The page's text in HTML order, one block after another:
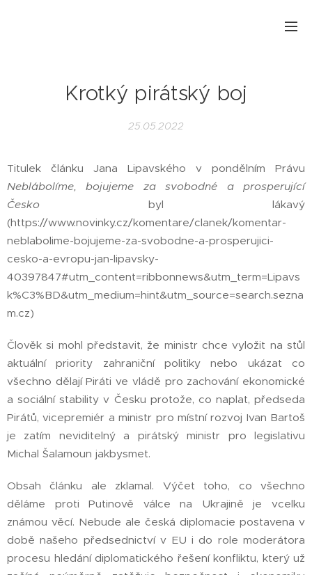
Krotký pirátský boj
25.05.2022
Titulek článku Jana Lipavského v pondělním Právu
Neblábolíme, bojujeme za svobodné a prosperující
Česko byl lákavý
(https://www.novinky.cz/komentare/clanek/komentar-
neblabolime-bojujeme-za-svobodne-a-prosperujici-
cesko-a-evropu-jan-lipavsky-
40397847#utm_content=ribbonnews&utm_term=Lipavs
k%C3%BD&utm_medium=hint&utm_source=search.sezna
m.cz)
Člověk si mohl představit, že ministr chce vyložit na stůl
aktuální priority zahraniční politiky nebo ukázat co
všechno dělají Piráti ve vládě pro zachování ekonomické
a sociální stability v Česku protože, co naplat, předseda
Pirátů, vicepremiér a ministr pro místní rozvoj Ivan Bartoš
je zatím neviditelný a pirátský ministr pro legislativu
Michal Šalamoun jakbysmet.
Obsah článku ale zklamal. Výčet toho, co všechno
děláme proti Putinově válce na Ukrajině je vcelku
známou věcí. Nebude ale česká diplomacie postavena v
době našeho předsednictví v EU i do role moderátora
procesu hledání diplomatického řešení konfliktu, který už